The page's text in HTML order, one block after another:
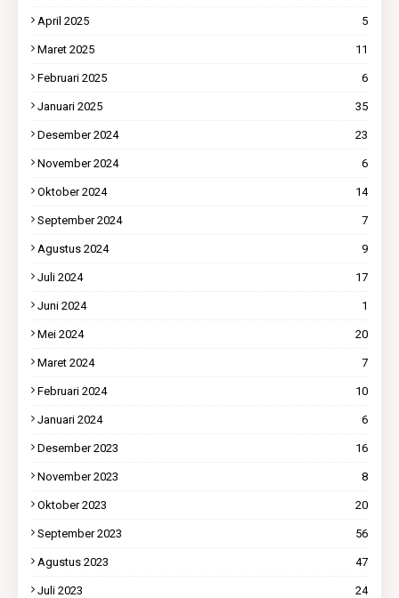
April 2025 5
Maret 2025 11
Februari 2025 6
Januari 2025 35
Desember 2024 23
November 2024 6
Oktober 2024 14
September 2024 7
Agustus 2024 9
Juli 2024 17
Juni 2024 1
Mei 2024 20
Maret 2024 7
Februari 2024 10
Januari 2024 6
Desember 2023 16
November 2023 8
Oktober 2023 20
September 2023 56
Agustus 2023 47
Juli 2023 24